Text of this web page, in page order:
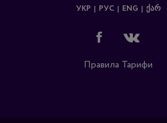
УКР РУС ENG ᲥᲐᲠ
Правила Тарифи